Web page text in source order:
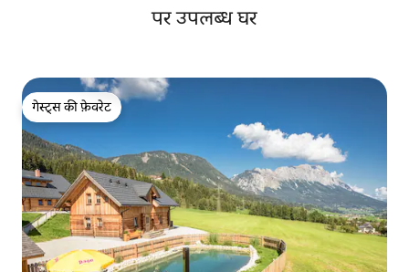
पर उपलब्ध घर
गेस्ट्स की फ़ेवरेट
गेस्ट्स की फ़ेवरेट